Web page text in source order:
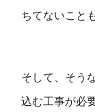
ちてないこと
そして、そう
込む工事が必